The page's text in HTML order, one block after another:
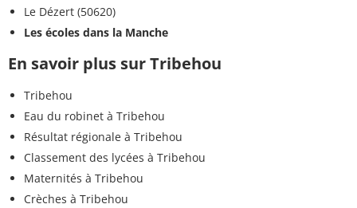
Le Dézert (50620)
Les écoles dans la Manche
En savoir plus sur Tribehou
Tribehou
Eau du robinet à Tribehou
Résultat régionale à Tribehou
Classement des lycées à Tribehou
Maternités à Tribehou
Crèches à Tribehou